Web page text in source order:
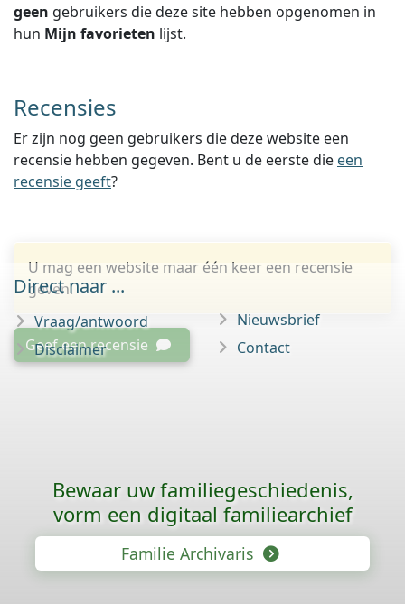
geen gebruikers die deze site hebben opgenomen in
hun Mijn favorieten lijst.
Recensies
Er zijn nog geen gebruikers die deze website een
recensie hebben gegeven. Bent u de eerste die een
recensie geeft?
U mag een website maar één keer een recensie
geven.
Geef een recensie
Direct naar ...
Vraag/antwoord
Disclaimer
Nieuwsbrief
Contact
Bewaar uw familie­geschiedenis,
vorm een digitaal familiearchief
Familie Archivaris